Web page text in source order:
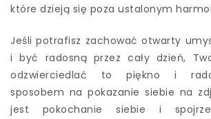
które dzieją się poza ustalonym
Jeśli potrafisz zachować otwarty
i być radosną przez cały dzień,
odzwierciedlać to piękno i
sposobem na pokazanie siebie na
jest pokochanie siebie i